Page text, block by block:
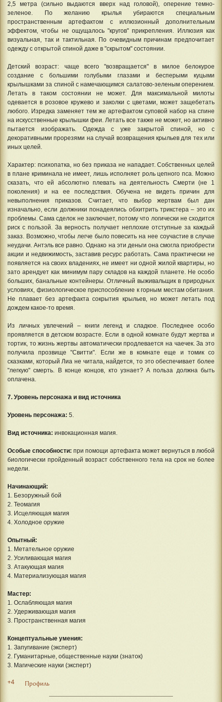
2,5 метра (сильно выдаются вверх над головой), оперение темно-
зеленое. По желанию крылья убираются специальным
пространственным артефактом с иллюзионный дополнительным
эффектом, чтобы не ощущалось "кругов" прикрепления. Иллюзия как
визуальная, так и тактильная. По очевидным причинам предпочитает
одежду с открытой спиной даже в "скрытом" состоянии.
Детский возраст: чаще всего "возвращается" в милое белокурое
создание с большими голубыми глазами и бесперыми куцыми
крылышками за спиной с намечающимся салатово-зеленым оперением.
Летать в таком состоянии не может. Для максимальной милоты
одевается в розовое кружево и заколки с цветами, может защебетать
любого. Изредка заменяет тем же артефактом суповой набор на спине
на искусственные крылышки феи. Летать все также не может, но активно
пытается изображать. Одежда с уже закрытой спиной, но с
декоративными прорезями на случай возвращения крыльев для тех или
иных целей.
Характер: психопатка, но без приказа не нападает. Собственных целей
в плане криминала не имеет, лишь исполняет роль цепного пса. Можно
сказать, что ей абсолютно плевать на деятельность Смерти (не 1
поколения) и на ее последствия. Обучена не видеть причин для
невыполнения приказов. Считает, что выбор жертвам был дан
изначально, если должники понадеялись обхитрить трикстера – это их
проблемы. Сама сделок не заключает, потому что логически не сходится
риск с пользой. За верность получает неплохие отступные за каждый
заказ. Возможно, чтобы легче было повесить на нее соучастие в случае
неудачи. Антэль все равно. Однако на эти деньги она смогла приобрести
акции и недвижимость, заставив ресурс работать. Сама практически не
появляется на своих владениях, не имеет ни одной жилой квартиры, но
зато арендует как минимум пару складов на каждой планете. Не особо
больших, банальные контейнеры. Отличный выживальщик в природных
условиях, физиологическое приспособление к горным местам обитания.
Не плавает без артефакта сокрытия крыльев, но может летать под
дождем какое-то время.
Из личных увлечений – книги легенд и сладкое. Последнее особо
проявляется в детском возрасте. Если в одной комнате будут жертва и
тортик, то жизнь жертвы автоматически продлевается на чаечек. За это
получила прозвище "Свитти". Если же в комнате еще и томик со
сказками, который Лиа не читала, найдется, то это обеспечивает более
"легкую" смерть. В конце концов, кто узнает? А польза должна быть
оплачена.
7. Уровень персонажа и вид источника
Уровень персонажа: 5.
Вид источника: инвокационная магия.
Особые способности: при помощи артефакта может вернуться в любой
биологически пройденный возраст собственного тела на срок не более
недели.
Начинающий:
1. Безоружный бой
2. Теомагия
3. Исцеляющая магия
4. Холодное оружие
Опытный:
1. Метательное оружие
2. Усиливающая магия
3. Атакующая магия
4. Материализующая магия
Мастер:
1. Ослабляющая магия
2. Удерживающая магия
3. Пространственная магия
Концептуальные умения:
1. Запугивание (эксперт)
2. Гуманитарные, общественные науки (знаток)
3. Магические науки (эксперт)
+4 Профиль